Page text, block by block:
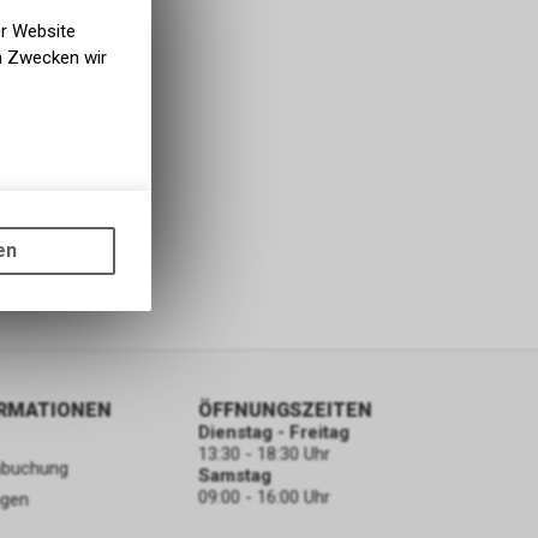
ÖFFNUNGSZEITEN
Dienstag - Freitag
13:30 - 18:30 Uhr
Samstag
09:00 - 16:00 Uhr
Website
Zwecken wir
wie die
die